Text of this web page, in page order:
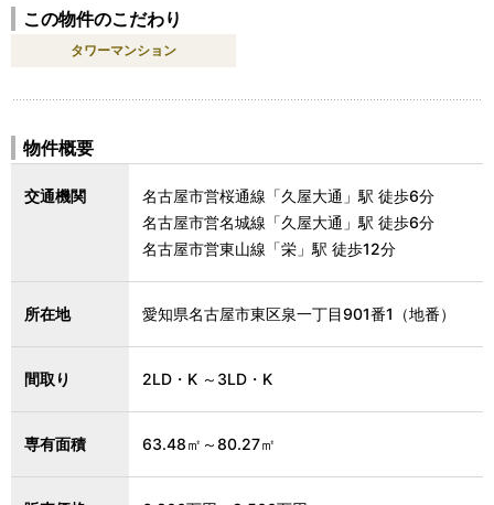
この物件のこだわり
タワーマンション
物件概要
交通機関
名古屋市営桜通線「久屋大通」駅 徒歩6分
名古屋市営名城線「久屋大通」駅 徒歩6分
名古屋市営東山線「栄」駅 徒歩12分
所在地 愛知県名古屋市東区泉一丁目901番1（地番）
間取り 2LD・K ～3LD・K
専有面積 63.48㎡～80.27㎡